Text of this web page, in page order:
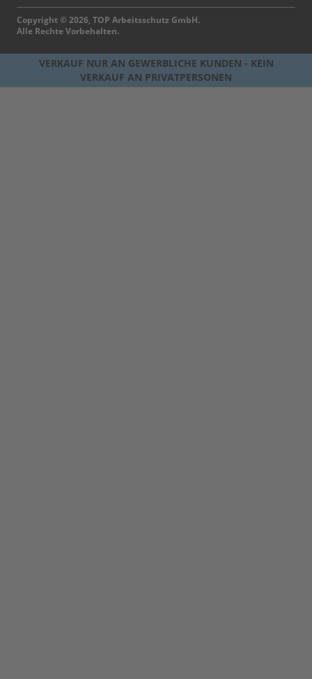
Copyright © 2026, TOP Arbeitsschutz GmbH.
Alle Rechte Vorbehalten.
VERKAUF NUR AN GEWERBLICHE KUNDEN - KEIN
VERKAUF AN PRIVATPERSONEN